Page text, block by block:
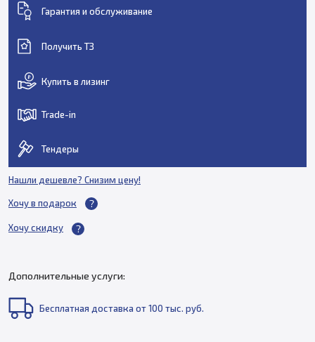
Гарантия и обслуживание
Получить ТЗ
Купить в лизинг
Trade-in
Тендеры
Нашли дешевле? Снизим цену!
Хочу в подарок
Хочу скидку
Дополнительные услуги:
Бесплатная доставка от 100 тыс. руб.